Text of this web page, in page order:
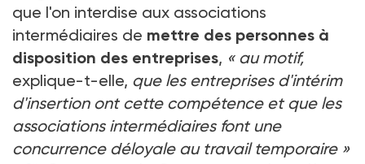
que l'on interdise aux associations
intermédiaires de mettre des personnes à
disposition des entreprises, « au motif,
explique-t-elle, que les entreprises d'intérim
d'insertion ont cette compétence et que les
associations intermédiaires font une
concurrence déloyale au travail temporaire »